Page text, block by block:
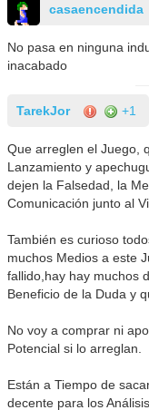
casaencendida
No pasa en ninguna
inacabado
TarekJor +1
Que arreglen el Juego,
Lanzamiento y
dejen la Falsedad, la
Comunicación junto al
También es curioso
muchos Medios a este
fallido,hay hay muchos
Beneficio de la Duda y
No voy a comprar ni
Potencial si lo arreglan.
Están a Tiempo de
decente para los